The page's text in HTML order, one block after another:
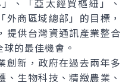
、「亞太經貿樞紐」、
外商區域總部」的目標，
提供台灣資通訊產業整合
的最佳機會。
新，政府在過去兩年多
生物科技、精緻農業、